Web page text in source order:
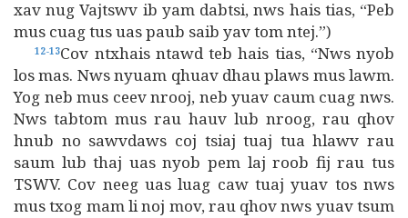
xav nug Vajtswv ib yam dabtsi, nws hais tias, “Peb
mus cuag tus uas paub saib yav tom ntej.”)
12-13Cov ntxhais ntawd teb hais tias, “Nws nyob
los mas. Nws nyuam qhuav dhau plaws mus lawm.
Yog neb mus ceev nrooj, neb yuav caum cuag nws.
Nws tabtom mus rau hauv lub nroog, rau qhov
hnub no sawvdaws coj tsiaj tuaj tua hlawv rau
saum lub thaj uas nyob pem laj roob fij rau tus
TSWV. Cov neeg uas luag caw tuaj yuav tos nws
mus txog mam li noj mov, rau qhov nws yuav tsum